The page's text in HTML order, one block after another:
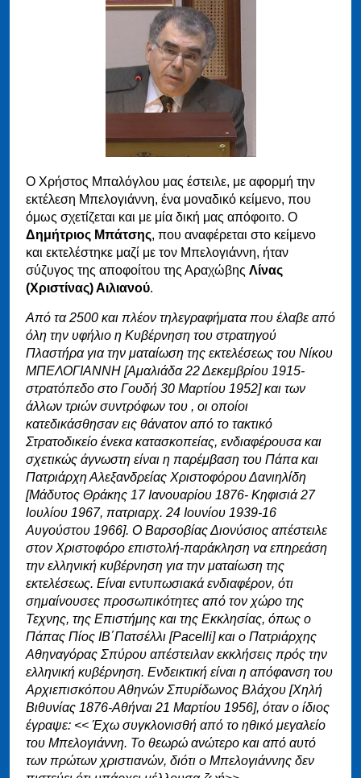
Ο Χρήστος Μπαλόγλου μας έστειλε, με αφορμή την
εκτέλεση Μπελογιάννη, ένα μοναδικό κείμενο, που
όμως σχετίζεται και με μία δική μας απόφοιτο. Ο
Δημήτριος Μπάτσης, που αναφέρεται στο κείμενο
και εκτελέστηκε μαζί με τον Μπελογιάννη, ήταν
σύζυγος της αποφοίτου της Αραχώβης Λίνας
(Χριστίνας) Αιλιανού.
Από τα 2500 και πλέον τηλεγραφήματα που έλαβε από
όλη την υφήλιο η Κυβέρνηση του στρατηγού
Πλαστήρα για την ματαίωση της εκτελέσεως του Νίκου
ΜΠΕΛΟΓΙΑΝΝΗ [Αμαλιάδα 22 Δεκεμβρίου 1915-
στρατόπεδο στο Γουδή 30 Μαρτίου 1952] και των
άλλων τριών συντρόφων του , οι οποίοι
κατεδικάσθησαν εις θάνατον από το τακτικό
Στρατοδικείο ένεκα κατασκοπείας, ενδιαφέρουσα και
σχετικώς άγνωστη είναι η παρέμβαση του Πάπα και
Πατριάρχη Αλεξανδρείας Χριστοφόρου Δανιηλίδη
[Μάδυτος Θράκης 17 Ιανουαρίου 1876- Κηφισιά 27
Ιουλίου 1967, πατριαρχ. 24 Ιουνίου 1939-16
Αυγούστου 1966]. Ο Βαρσοβίας Διονύσιος απέστειλε
στον Χριστοφόρο επιστολή-παράκληση να επηρεάση
την ελληνική κυβέρνηση για την ματαίωση της
εκτελέσεως. Είναι εντυπωσιακά ενδιαφέρον, ότι
σημαίνουσες προσωπικότητες από τον χώρο της
Τεχνης, της Επιστήμης και της Εκκλησίας, όπως ο
Πάπας Πίος ΙΒ΄Πατσέλλι [Pacelli] και ο Πατριάρχης
Αθηναγόρας Σπύρου απέστειλαν εκκλήσεις πρός την
ελληνική κυβέρνηση. Ενδεικτική είναι η απόφανση του
Αρχιεπισκόπου Αθηνών Σπυρίδωνος Βλάχου [Χηλή
Βιθυνίας 1876-Αθήναι 21 Μαρτίου 1956], όταν ο ίδιος
έγραψε: << Έχω συγκλονισθή από το ηθικό μεγαλείο
του Μπελογιάννη. Το θεωρώ ανώτερο και από αυτό
των πρώτων χριστιανών, διότι ο Μπελογιάννης δεν